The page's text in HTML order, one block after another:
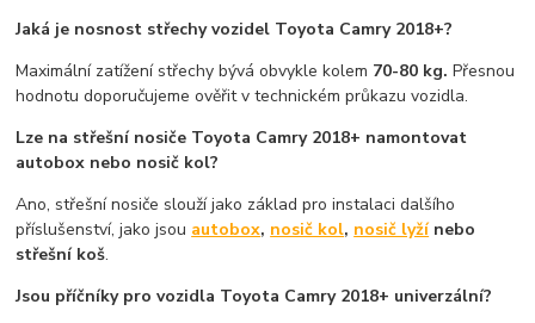
Jaká je nosnost střechy vozidel Toyota Camry 2018+?
Maximální zatížení střechy bývá obvykle kolem 70-80 kg. Přesnou
hodnotu doporučujeme ověřit v technickém průkazu vozidla.
Lze na střešní nosiče Toyota Camry 2018+ namontovat
autobox nebo nosič kol?
Ano, střešní nosiče slouží jako základ pro instalaci dalšího
příslušenství, jako jsou autobox, nosič kol, nosič lyžínebo
střešní koš.
Jsou příčníky pro vozidla Toyota Camry 2018+ univerzální?